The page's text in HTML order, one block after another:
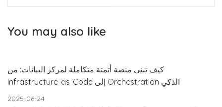
You may also like
كيف تبني منصة أتمتة متكاملة لمركز البيانات: من
Infrastructure-as-Code إلى Orchestration الذكي
2025-06-24